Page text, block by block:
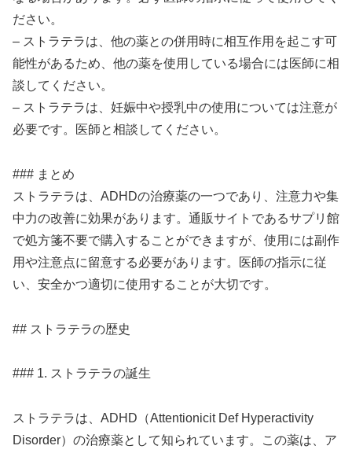
ださい。
– ストラテラは、他の薬との併用時に相互作用を起こす可
能性があるため、他の薬を使用している場合には医師に相
談してください。
– ストラテラは、妊娠中や授乳中の使用については注意が
必要です。医師と相談してください。
### まとめ
ストラテラは、ADHDの治療薬の一つであり、注意力や集
中力の改善に効果があります。通販サイトであるサプリ館
で処方箋不要で購入することができますが、使用には副作
用や注意点に留意する必要があります。医師の指示に従
い、安全かつ適切に使用することが大切です。
## ストラテラの歴史
### 1. ストラテラの誕生
ストラテラは、ADHD（Attentionicit Def Hyperactivity
Disorder）の治療薬として知られています。この薬は、ア